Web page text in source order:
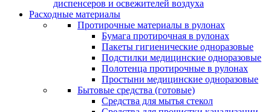
диспенсеров и освежителей воздуха
Расходные материалы
Протирочные материалы в рулонах
Бумага протирочная в рулонах
Пакеты гигиенические одноразовые
Подстилки медицинские одноразовые
Полотенца протирочные в рулонах
Простыни медицинские одноразовые
Бытовые средства (готовые)
Средства для мытья стекол